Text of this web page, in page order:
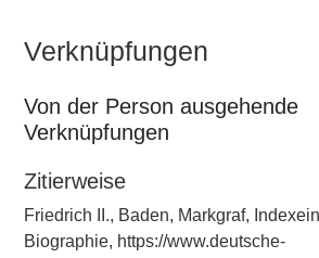
Verknüpfungen
Von der Person ausgehende
Verknüpfungen
Zitierweise
Friedrich II., Baden, Markgraf,
Biographie, https://www.deutsche-